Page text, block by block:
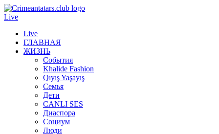
Live
Live
ГЛАВНАЯ
ЖИЗНЬ
События
Khalide Fashion
Qıyış Yaşayış
Семья
Дети
CANLI SES
Диаспора
Социум
Люди